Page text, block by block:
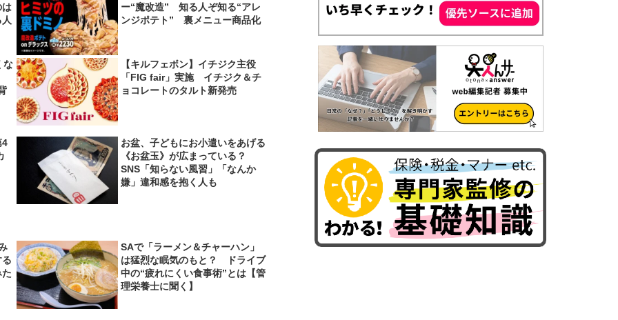
は
ー“魔改造” 知る人ぞ知る“アレ
ンジポテト” 裏メニュー商品化
な
【キルフェボン】イチジク主役
「FIG fair」実施 イチジク＆チ
ョコレートのタルト新発売
4
お盆、子どもにお小遣いをあげる
《お盆玉》が広まっている？
SNS「知らない風習」「なんか
嫌」違和感を抱く人も
SAで「ラーメン＆チャーハン」
は猛烈な眠気のもと？ ドライブ
中の“疲れにくい食事術”とは【管
理栄養士に聞く】